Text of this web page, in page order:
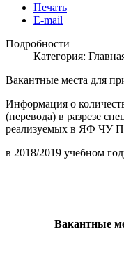
Печать
E-mail
Подробности
Категория:
Вакантные места для
Информация о
(перевода) в разрезе
реализуемых в ЯФ
в 2018/2019 учебном
Вакантные